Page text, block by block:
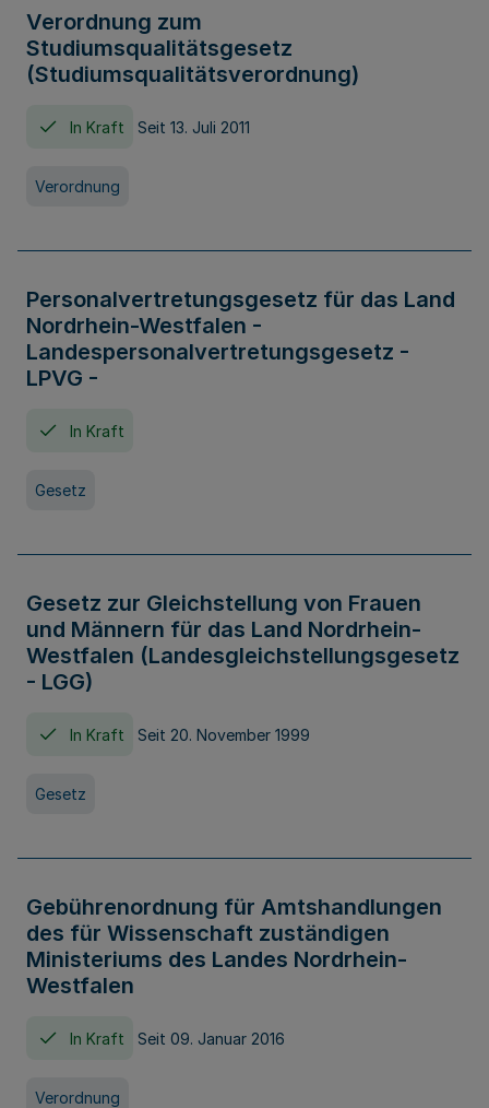
Verordnung zum
Studiumsqualitätsgesetz
(Studiumsqualitätsverordnung)
In Kraft Seit 13. Juli 2011
Verordnung
Personalvertretungsgesetz für das Land
Nordrhein-Westfalen -
Landespersonalvertretungsgesetz -
LPVG -
In Kraft
Gesetz
Gesetz zur Gleichstellung von Frauen
und Männern für das Land Nordrhein-
Westfalen (Landesgleichstellungsgesetz
- LGG)
In Kraft Seit 20. November 1999
Gesetz
Gebührenordnung für Amtshandlungen
des für Wissenschaft zuständigen
Ministeriums des Landes Nordrhein-
Westfalen
In Kraft Seit 09. Januar 2016
Verordnung